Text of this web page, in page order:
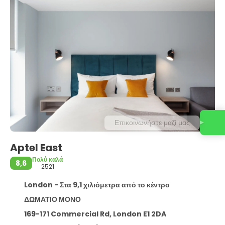
Aptel East
8,6
Πολύ καλά
2521
London - Στα 9,1 χιλιόμετρα από το κέντρο
ΔΩΜΑΤΙΟ ΜΟΝΟ
169-171 Commercial Rd, London E1 2DA
Επικοινωνήστε μαζί μας